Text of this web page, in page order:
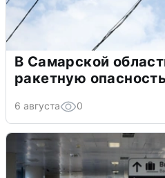
В Самарской
ракетную опасность
6 августа 0